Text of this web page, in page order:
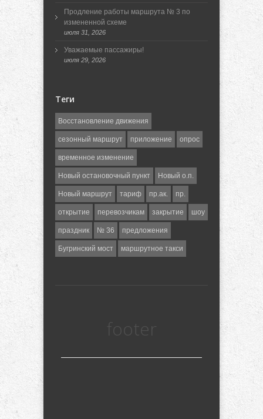
Продление работы маршрута № 3 по
измененной схеме
июля 31, 2026
Уважаемые пассажиры!
июля 29, 2026
Теги
Восстановление движения
сезонный маршрут приложение опрос
временное изменение
Новый остановочный пункт Новый о.п.
Новый маршрут тариф пр.ак. пр.
открытие перевозчикам закрытие шоу
праздник № 36 предложения
Бугринский мост маршрутное такси
footer